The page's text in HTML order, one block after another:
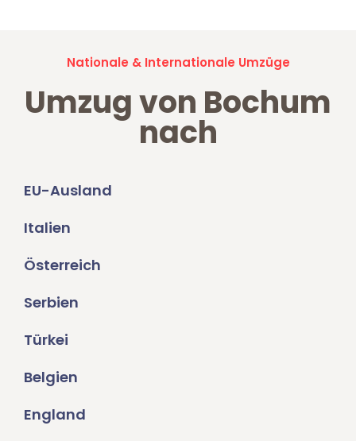
Nationale & Internationale Umzüge
Umzug von Bochum
nach
EU-Ausland
Italien
Österreich
Serbien
Türkei
Belgien
England